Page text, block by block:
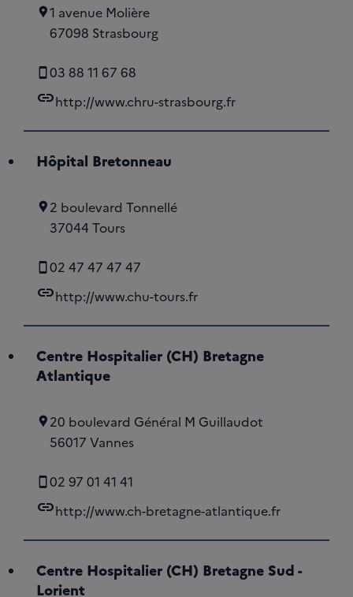
1 avenue Molière
67098 Strasbourg
03 88 11 67 68
linkhttp://www.chru-strasbourg.fr
Hôpital Bretonneau
2 boulevard Tonnellé
37044 Tours
02 47 47 47 47
linkhttp://www.chu-tours.fr
Centre Hospitalier (CH) Bretagne
Atlantique
20 boulevard Général M Guillaudot
56017 Vannes
02 97 01 41 41
linkhttp://www.ch-bretagne-atlantique.fr
Centre Hospitalier (CH) Bretagne Sud -
Lorient